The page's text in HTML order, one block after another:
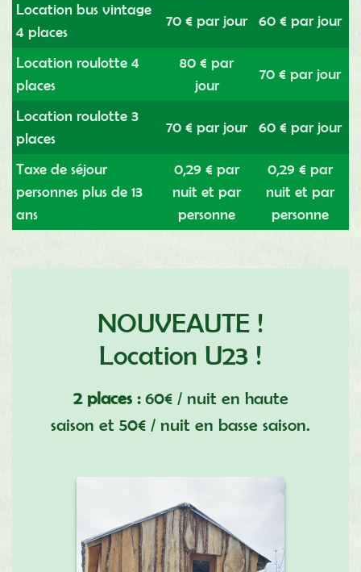
Location bus vintage
4 places
70 € par jour 60 € par jour
Location roulotte 4
places
80 € par
jour
70 € par jour
Location roulotte 3
places
70 € par jour 60 € par jour
Taxe de séjour
personnes plus de 13
ans
0,29 € par
nuit et par
personne
0,29 € par
nuit et par
personne
NOUVEAUTE !
Location U23 !
2 places :60€ / nuit en haute
saison et 50€ / nuit en basse saison.